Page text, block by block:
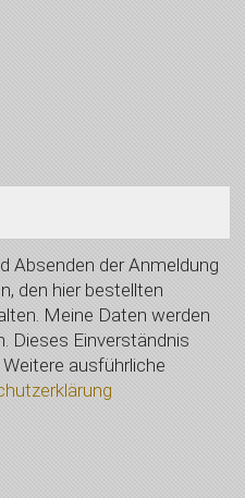
Absenden der Anmeldung
den hier bestellten
Meine Daten werden
Dieses Einverständnis
ausführliche